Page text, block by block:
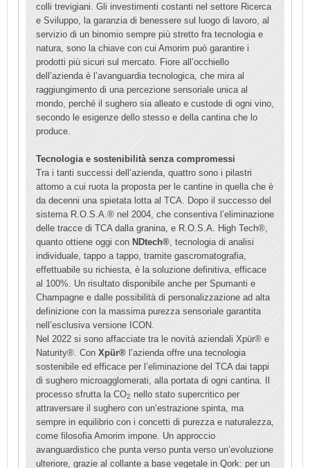
colli trevigiani. Gli investimenti costanti nel settore Ricerca
e Sviluppo, la garanzia di benessere sul luogo di lavoro, al
servizio di un binomio sempre più stretto fra tecnologia e
natura, sono la chiave con cui Amorim può garantire i
prodotti più sicuri sul mercato. Fiore all’occhiello
dell’azienda è l’avanguardia tecnologica, che mira al
raggiungimento di una percezione sensoriale unica al
mondo, perché il sughero sia alleato e custode di ogni vino,
secondo le esigenze dello stesso e della cantina che lo
produce.
Tecnologia e sostenibilità senza compromessi
Tra i tanti successi dell’azienda, quattro sono i pilastri
attorno a cui ruota la proposta per le cantine in quella che è
da decenni una spietata lotta al TCA. Dopo il successo del
sistema R.O.S.A.® nel 2004, che consentiva l’eliminazione
delle tracce di TCA dalla granina, e R.O.S.A. High Tech®,
quanto ottiene oggi con NDtech® , tecnologia di analisi
individuale, tappo a tappo, tramite gascromatografia,
effettuabile su richiesta, è la soluzione definitiva, efficace
al 100%. Un risultato disponibile anche per Spumanti e
Champagne e dalle possibilità di personalizzazione ad alta
definizione con la massima purezza sensoriale garantita
nell’esclusiva versione ICON.
Nel 2022 si sono affacciate tra le novità aziendali Xpür® e
Naturity®. Con Xpür® l’azienda offre una tecnologia
sostenibile ed efficace per l’eliminazione del TCA dai tappi
di sughero microagglomerati, alla portata di ogni cantina. Il
processo sfrutta la CO2 nello stato supercritico per
attraversare il sughero con un’estrazione spinta, ma
sempre in equilibrio con i concetti di purezza e naturalezza,
come filosofia Amorim impone. Un approccio
avanguardistico che punta verso punta verso un’evoluzione
ulteriore, grazie al collante a base vegetale in Qork: per un